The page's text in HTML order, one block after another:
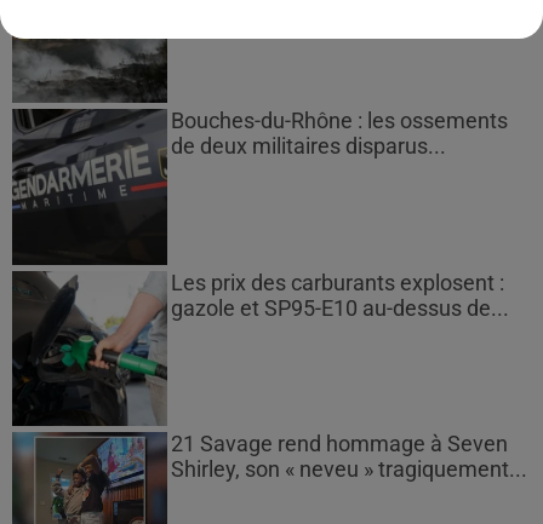
Bouches-du-Rhône : les ossements
de deux militaires disparus...
Les prix des carburants explosent :
gazole et SP95-E10 au-dessus de...
21 Savage rend hommage à Seven
Shirley, son « neveu » tragiquement...